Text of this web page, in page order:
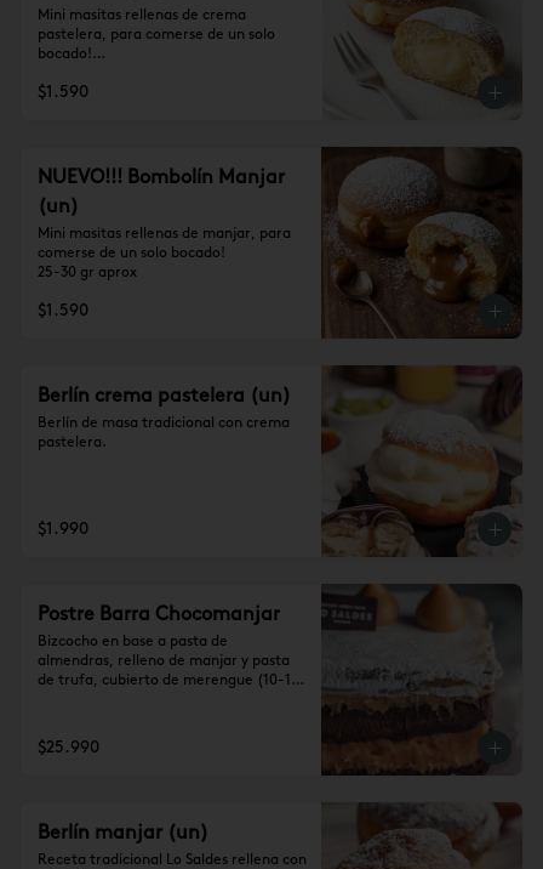
Mini masitas rellenas de crema
pastelera, para comerse de un solo
bocado!
$1.590
NUEVO!!! Bombolín Manjar
(un)
Mini masitas rellenas de manjar, para
comerse de un solo bocado!
25-30 gr aprox
$1.590
Berlín crema pastelera (un)
Berlín de masa tradicional con crema
pastelera.
$1.990
Postre Barra Chocomanjar
Bizcocho en base a pasta de
almendras, relleno de manjar y pasta
de trufa, cubierto de merengue (10-12
temperatura ambiente antes de
consumir.
$25.990
Berlín manjar (un)
Receta tradicional Lo Saldes rellena con